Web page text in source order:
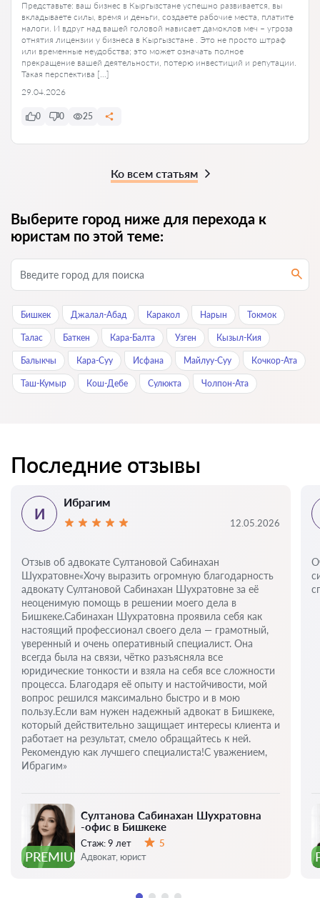
Представьте: ваш бизнес в Кыргызстане успешно развивается, вы
вкладываете силы, время и деньги, создаете рабочие места, платите
налоги. И вдруг над вашей головой нависает дамоклов меч – угроза
отнятия лицензии у бизнеса в Кыргызстане . Это не просто штраф
или временные неудобства; это может означать полное
прекращение вашей деятельности, потерю инвестиций и репутации.
Такая перспектива […]
29.04.2026
0 0 25
Ко всем статьям
Выберите город ниже для перехода к
юристам по этой теме:
Бишкек Джалал-Абад Каракол Нарын Токмок
Талас Баткен Кара-Балта Узген Кызыл-Кия
Балыкчы Кара-Суу Исфана Майлуу-Суу Кочкор-Ата
Таш-Кумыр Кош-Дебе Сулюкта Чолпон-Ата
Последние отзывы
PREMIUM
Султанова Сабинахан Шухратовна
-офис в Бишкеке
Стаж:9 лет
Оценка:
5
Адвокат, юрист
И
Ибрагим
12.05.2026
Отзыв об адвокате Султановой Сабинахан
Шухратовне«Хочу выразить огромную благодарность
адвокату Султановой Сабинахан Шухратовне за её
неоценимую помощь в решении моего дела в
Бишкеке.Сабинахан Шухратовна проявила себя как
настоящий профессионал своего дела — грамотный,
уверенный и очень оперативный специалист. Она
всегда была на связи, чётко разъясняла все
юридические тонкости и взяла на себя все сложности
процесса. Благодаря её опыту и настойчивости, мой
вопрос решился максимально быстро и в мою
пользу.Если вам нужен надежный адвокат в Бишкеке,
который действительно защищает интересы клиента и
работает на результат, смело обращайтесь к ней.
Рекомендую как лучшего специалиста!С уважением,
Ибрагим»